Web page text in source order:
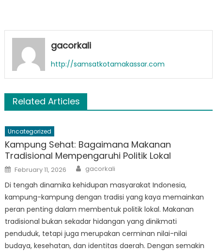
gacorkali
http://samsatkotamakassar.com
Related Articles
Uncategorized
Kampung Sehat: Bagaimana Makanan
Tradisional Mempengaruhi Politik Lokal
Posted
on
February 11, 2026 Author
gacorkali
Di tengah dinamika kehidupan masyarakat Indonesia,
kampung-kampung dengan tradisi yang kaya memainkan
peran penting dalam membentuk politik lokal. Makanan
tradisional bukan sekadar hidangan yang dinikmati
penduduk, tetapi juga merupakan cerminan nilai-nilai
budaya, kesehatan, dan identitas daerah. Dengan semakin